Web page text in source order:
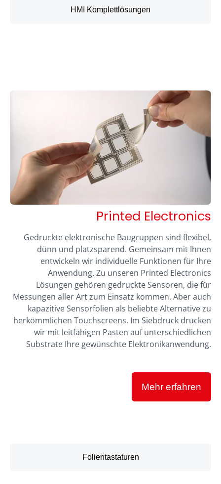
HMI Komplettlösungen
Printed Electronics
Gedruckte elektronische Baugruppen sind flexibel,
dünn und platzsparend. Gemeinsam mit Ihnen
entwickeln wir individuelle Funktionen für Ihre
Anwendung. Zu unseren Printed Electronics
Lösungen gehören gedruckte Sensoren, die für
Messungen aller Art zum Einsatz kommen. Aber auch
kapazitive Sensorfolien als beliebte Alternative zu
herkömmlichen Touchscreens. Im Siebdruck drucken
wir mit leitfähigen Pasten auf unterschiedlichen
Substrate Ihre gewünschte Elektronikanwendung.
Mehr erfahren
Folientastaturen